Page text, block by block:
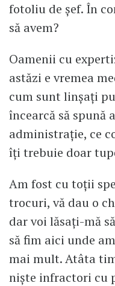
fotoliu de șef. În
să avem?
Oamenii cu
astăzi e vremea
cum sunt linșați
încearcă să spună
administrație, ce
îți trebuie doar
Am fost cu toții
trocuri, vă dau o
dar voi lăsați-mă
să fim aici unde
mai mult. Atâta
niște infractori cu